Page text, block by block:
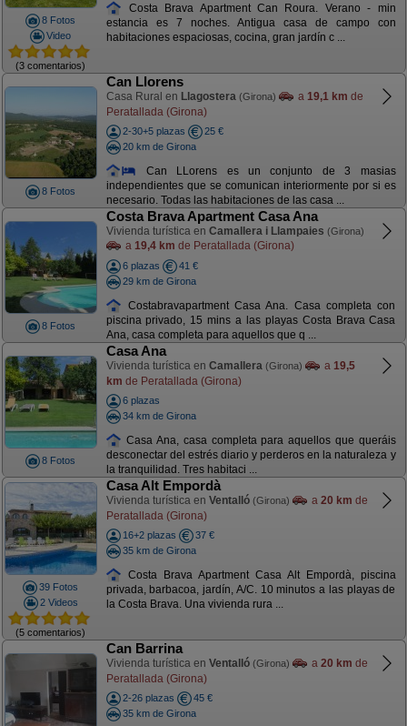
8 Fotos
Video
(3 comentarios)
Costa Brava Apartment Can Roura. Verano - min
estancia es 7 noches. Antigua casa de campo con
habitaciones espaciosas, cocina, gran jardín c ...
8 Fotos
Can Llorens
Casa Rural en Llagostera (Girona) a 19,1 km de
Peratallada (Girona)
2-30+5 plazas
25 €
20 km de Girona
Can LLorens es un conjunto de 3 masias
independientes que se comunican interiormente por si es
necesario. Todas las habitaciones de las casa ...
8 Fotos
Costa Brava Apartment Casa Ana
Vivienda turística en Camallera i Llampaies (Girona)
a 19,4 km de Peratallada (Girona)
6 plazas
41 €
29 km de Girona
Costabravapartment Casa Ana. Casa completa con
piscina privado, 15 mins a las playas Costa Brava Casa
Ana, casa completa para aquellos que q ...
8 Fotos
Casa Ana
Vivienda turística en Camallera (Girona) a 19,5
km de Peratallada (Girona)
6 plazas
34 km de Girona
Casa Ana, casa completa para aquellos que queráis
desconectar del estrés diario y perderos en la naturaleza y
la tranquilidad. Tres habitaci ...
39 Fotos
2 Videos
(5 comentarios)
Casa Alt Empordà
Vivienda turística en Ventalló (Girona) a 20 km de
Peratallada (Girona)
16+2 plazas
37 €
35 km de Girona
Costa Brava Apartment Casa Alt Empordà, piscina
privada, barbacoa, jardín, A/C. 10 minutos a las playas de
la Costa Brava. Una vivienda rura ...
Can Barrina
Vivienda turística en Ventalló (Girona) a 20 km de
Peratallada (Girona)
2-26 plazas
45 €
35 km de Girona